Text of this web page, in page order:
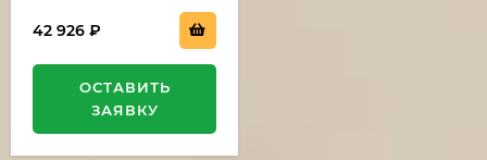
42 926 ₽
ОСТАВИТЬ
ЗАЯВКУ